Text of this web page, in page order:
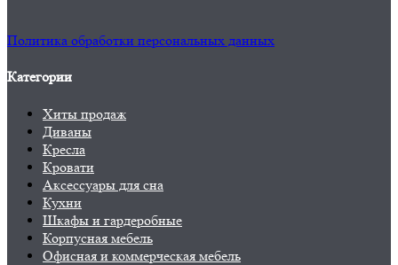
Политика обработки персональных данных
Категории
Хиты продаж
Диваны
Кресла
Кровати
Аксессуары для сна
Кухни
Шкафы и гардеробные
Корпусная мебель
Офисная и коммерческая мебель